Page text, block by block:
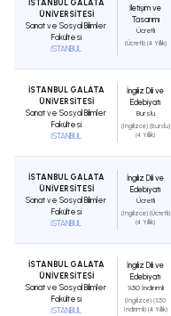
İSTANBUL GALATA
ÜNİVERSİTESİ
Sanat ve Sosyal Bilimler
Fakültesi
İSTANBUL
İletişim ve
Tasarımı
Ücretli
(Ücretli) (4 Yıllık)
İSTANBUL GALATA
ÜNİVERSİTESİ
Sanat ve Sosyal Bilimler
Fakültesi
İSTANBUL
İngiliz Dili ve
Edebiyatı
Burslu
(İngilizce) (Burslu)
(4 Yıllık)
İSTANBUL GALATA
ÜNİVERSİTESİ
Sanat ve Sosyal Bilimler
Fakültesi
İSTANBUL
İngiliz Dili ve
Edebiyatı
Ücretli
(İngilizce) (Ücretli)
(4 Yıllık)
İSTANBUL GALATA
ÜNİVERSİTESİ
Sanat ve Sosyal Bilimler
Fakültesi
İSTANBUL
İngiliz Dili ve
Edebiyatı
%50 İndirimli
(İngilizce) (%50
İndirimli) (4 Yıllık)